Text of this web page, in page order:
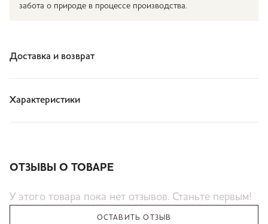
забота о природе в процессе производства.
Доставка и возврат
Характеристики
ОТЗЫВЫ О ТОВАРЕ
У этого товара пока нет отзывов. Станьте первым!
ОСТАВИТЬ ОТЗЫВ